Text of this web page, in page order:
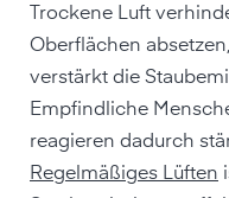
Trockene Luft
Oberflächen
verstärkt die
Empfindliche
reagieren dadurch
Regelmäßiges Lüften